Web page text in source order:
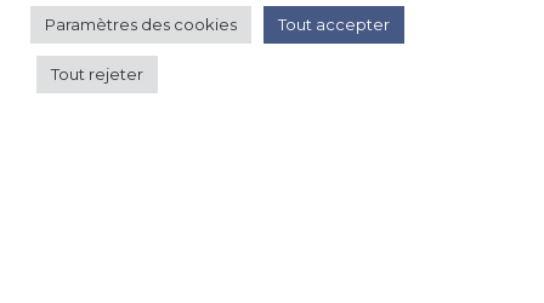
Paramètres des cookies Tout accepter
Tout rejeter